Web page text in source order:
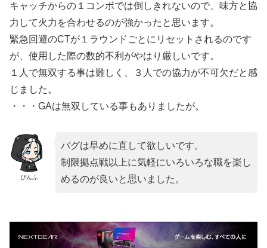
キャッチからの１コンボでは倒しきれないので、味方と協
力して火力を合わせるのが強かったと思います。
緊急回避のCTが１ラウンドごとにリセットされるのです
が、使用した際の数的不利がやはり厳しいです。
１人で無双する事は難しく、３人での協力が不可欠だと感
じました。
・・・GAは無双している事もありましたが。
ぴんふ
バグは早めに直して欲しいです。
制限拠点戦以上に気軽にいろいろな職を楽し
めるのが良いと思いました。